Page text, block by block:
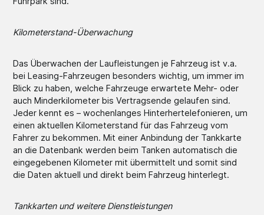
Kilometerstand-Überwachung
Das Überwachen der Laufleistungen je Fahrzeug ist v.a.
bei Leasing-Fahrzeugen besonders wichtig, um immer im
Blick zu haben, welche Fahrzeuge erwartete Mehr- oder
auch Minderkilometer bis Vertragsende gelaufen sind.
Jeder kennt es – wochenlanges Hinterhertelefonieren, um
einen aktuellen Kilometerstand für das Fahrzeug vom
Fahrer zu bekommen. Mit einer Anbindung der Tankkarte
an die Datenbank werden beim Tanken automatisch die
eingegebenen Kilometer mit übermittelt und somit sind
die Daten aktuell und direkt beim Fahrzeug hinterlegt.
Tankkarten und weitere Dienstleistungen